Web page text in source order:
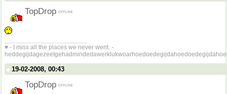
TopDrop
♥ - I miss all the places we never went. -
19-02-2008, 00:43
TopDrop